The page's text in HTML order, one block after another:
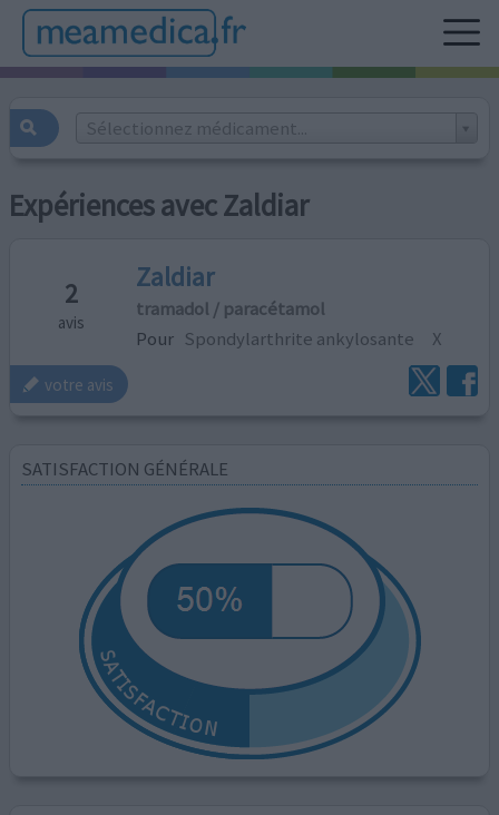
Sélectionnez médicament...
Expériences avec Zaldiar
2
avis
Zaldiar
tramadol / paracétamol
Pour Spondylarthrite ankylosante X
votre avis
SATISFACTION GÉNÉRALE